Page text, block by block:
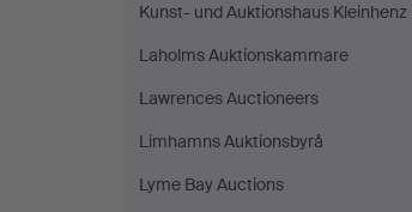
Kunst- und Auktionshaus Kleinhenz
Laholms Auktionskammare
Lawrences Auctioneers
Limhamns Auktionsbyrå
Lyme Bay Auctions